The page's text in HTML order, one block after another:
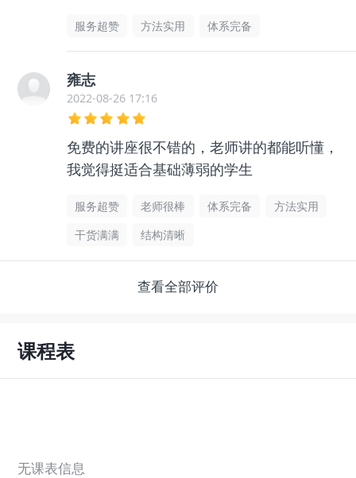
服务超赞 方法实用 体系完备
雍志
2022-08-26 17:16
免费的讲座很不错的，老师讲的都能听懂，
我觉得挺适合基础薄弱的学生
服务超赞 老师很棒 体系完备
方法实用
干货满满
结构清晰
查看全部评价
课程表
无课表信息